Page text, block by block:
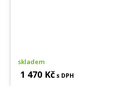
skladem
1 470 Kč s DPH